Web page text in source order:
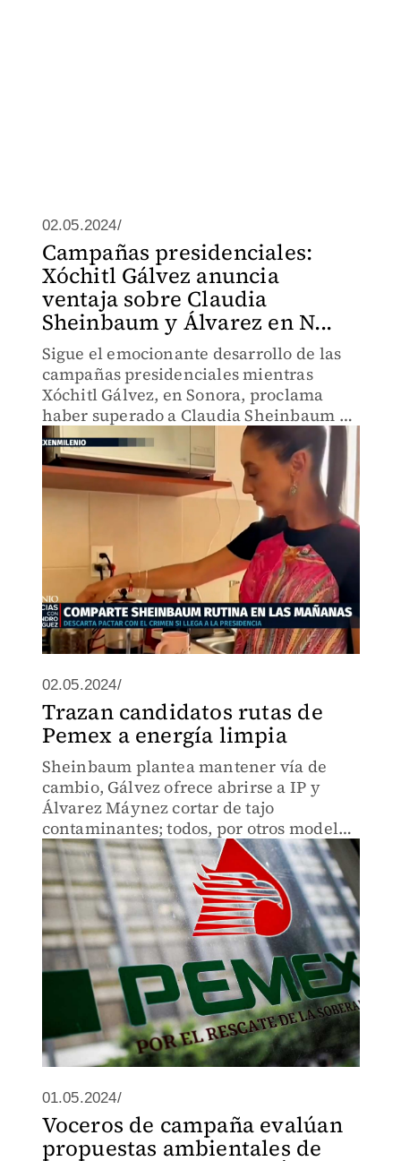
02.05.2024/
Campañas presidenciales:
Xóchitl Gálvez anuncia
ventaja sobre Claudia
Sheinbaum y Álvarez en N...
Sigue el emocionante desarrollo de las
campañas presidenciales mientras
Xóchitl Gálvez, en Sonora, proclama
haber superado a Claudia Sheinbaum en
intención de voto, respaldada por una
única encuesta. En Hermosillo, se reúne
con fervorosos seguidores
02.05.2024/
Trazan candidatos rutas de
Pemex a energía limpia
Sheinbaum plantea mantener vía de
cambio, Gálvez ofrece abrirse a IP y
Álvarez Máynez cortar de tajo
contaminantes; todos, por otros modelos
de negocios
01.05.2024/
Voceros de campaña evalúan
propuestas ambientales de